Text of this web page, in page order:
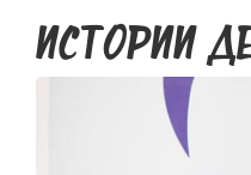
ИСТОРИИ